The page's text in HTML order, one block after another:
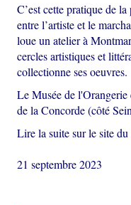
C’est cette pratique de
entre l’artiste et le
loue un atelier à
cercles artistiques et
collectionne ses oeuvres.
Le Musée de l'Orangerie
de la Concorde (côté
Lire la suite sur le site
21 septembre 2023